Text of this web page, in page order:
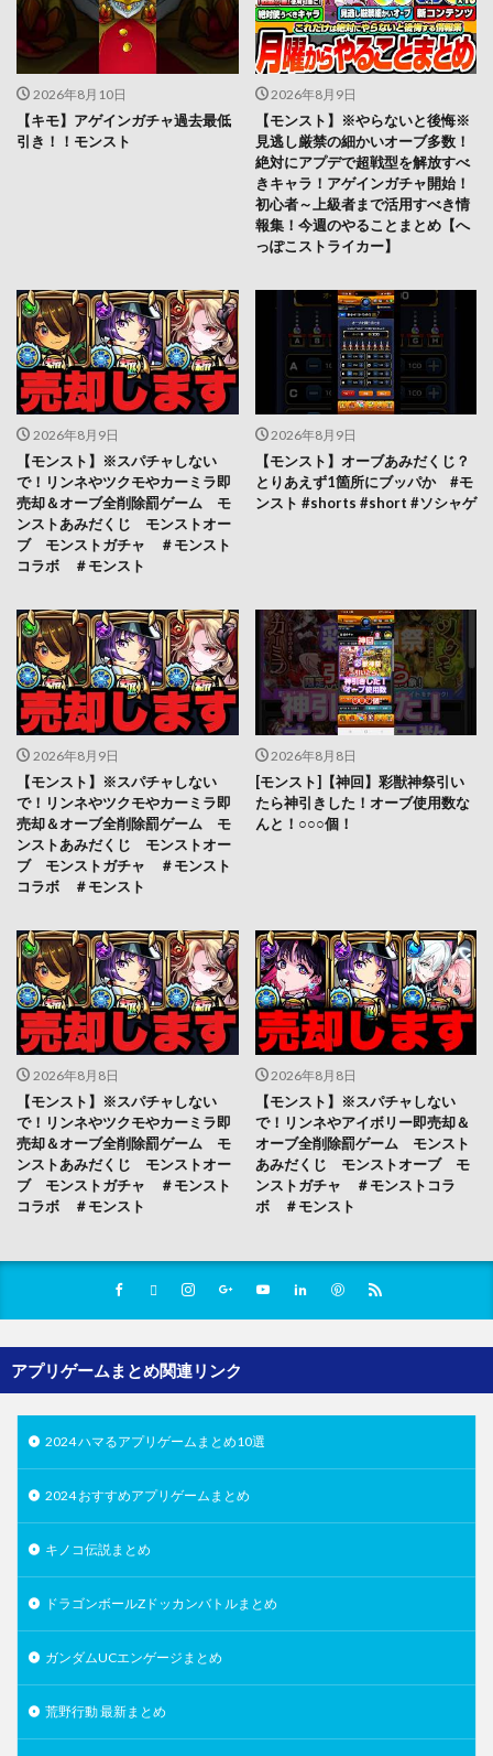
2026年8月10日
【キモ】アゲインガチャ過去最低
引き！！モンスト
2026年8月9日
【モンスト】※やらないと後悔※
見逃し厳禁の細かいオーブ多数！
絶対にアプデで超戦型を解放すべ
きキャラ！アゲインガチャ開始！
初心者～上級者まで活用すべき情
報集！今週のやることまとめ【へ
っぽこストライカー】
2026年8月9日
【モンスト】※スパチャしない
で！リンネやツクモやカーミラ即
売却＆オーブ全削除罰ゲーム モ
ンストあみだくじ モンストオー
ブ モンストガチャ ＃モンスト
コラボ ＃モンスト
2026年8月9日
【モンスト】オーブあみだくじ？
とりあえず1箇所にブッパか #モ
ンスト #shorts #short #ソシャゲ
2026年8月9日
【モンスト】※スパチャしない
で！リンネやツクモやカーミラ即
売却＆オーブ全削除罰ゲーム モ
ンストあみだくじ モンストオー
ブ モンストガチャ ＃モンスト
コラボ ＃モンスト
2026年8月8日
[モンスト]【神回】彩獣神祭引い
たら神引きした！オーブ使用数な
んと！○○○個！
2026年8月8日
【モンスト】※スパチャしない
で！リンネやツクモやカーミラ即
売却＆オーブ全削除罰ゲーム モ
ンストあみだくじ モンストオー
ブ モンストガチャ ＃モンスト
コラボ ＃モンスト
2026年8月8日
【モンスト】※スパチャしない
で！リンネやアイボリー即売却＆
オーブ全削除罰ゲーム モンスト
あみだくじ モンストオーブ モ
ンストガチャ ＃モンストコラ
ボ ＃モンスト
アプリゲームまとめ関連リンク
2024 ハマるアプリゲームまとめ10選
2024 おすすめアプリゲームまとめ
キノコ伝説まとめ
ドラゴンボールZドッカンバトルまとめ
ガンダムUCエンゲージまとめ
荒野行動 最新まとめ